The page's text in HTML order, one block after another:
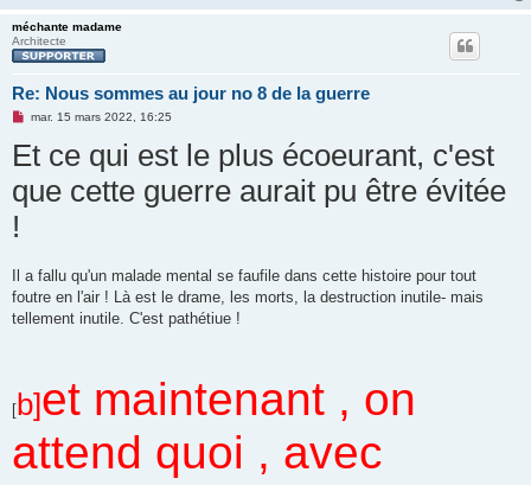
méchante madame
Architecte
Re: Nous sommes au jour no 8 de la guerre
M
s
s
g
e
u
mar. 15 mars 2022, 16:25
Et ce qui est le plus écoeurant, c'est
que cette guerre aurait pu être évitée
!
Il a fallu qu'un malade mental se faufile dans cette histoire pour tout
foutre en l'air ! Là est le drame, les morts, la destruction inutile- mais
tellement inutile. C'est pathétiue !
[b]et maintenant , on
attend quoi , avec